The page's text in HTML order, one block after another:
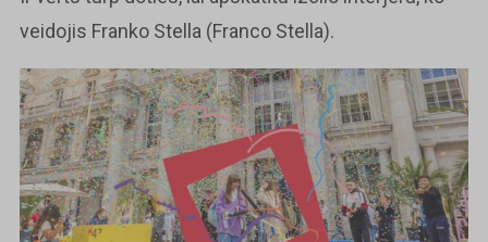
veidojis Franko Stella (Franco Stella).